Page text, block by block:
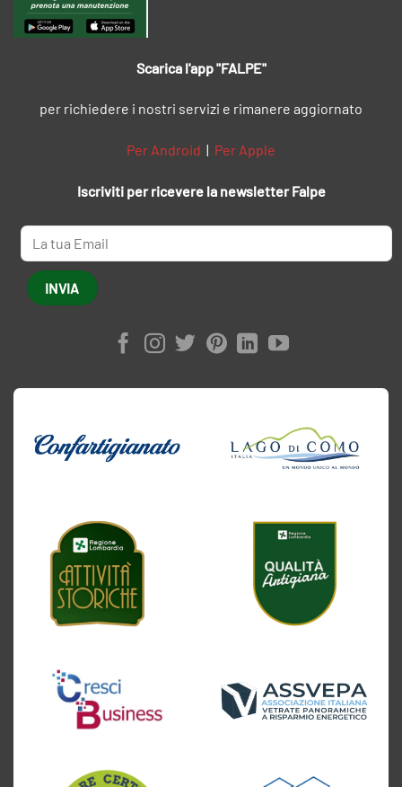
Scarica l'app "FALPE"
per richiedere i nostri servizi e rimanere aggiornato
Per Android | Per Apple
Iscriviti per ricevere la newsletter Falpe